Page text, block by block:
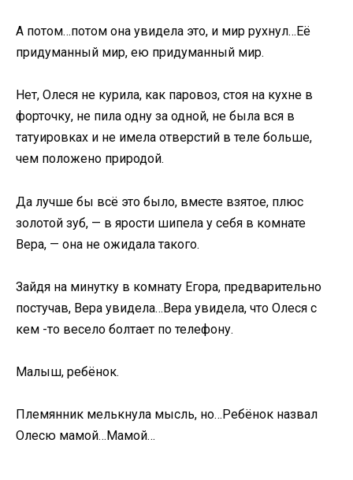
А потом…потом она увидела это, и мир рухнул…Её
придуманный мир, ею придуманный мир.
Нет, Олеся не курила, как паровоз, стоя на кухне в
форточку, не пила одну за одной, не была вся в
татуировках и не имела отверстий в теле больше,
чем положено природой.
Да лучше бы всё это было, вместе взятое, плюс
золотой зуб, — в ярости шипела у себя в комнате
Вера, — она не ожидала такого.
Зайдя на минутку в комнату Егора, предварительно
постучав, Вера увидела…Вера увидела, что Олеся с
кем -то весело болтает по телефону.
Малыш, ребёнок.
Племянник мелькнула мысль, но…Ребёнок назвал
Олесю мамой…Мамой…